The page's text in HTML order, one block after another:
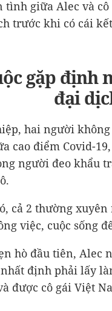
tình giữa Alec và
trước khi có cái
gặp định
đại
hai người
cao điểm Covid-
người đeo khẩu
cả 2 thường
việc, cuộc sống
hò đầu tiên, Alec
định phải lấy
được cô gái Việt